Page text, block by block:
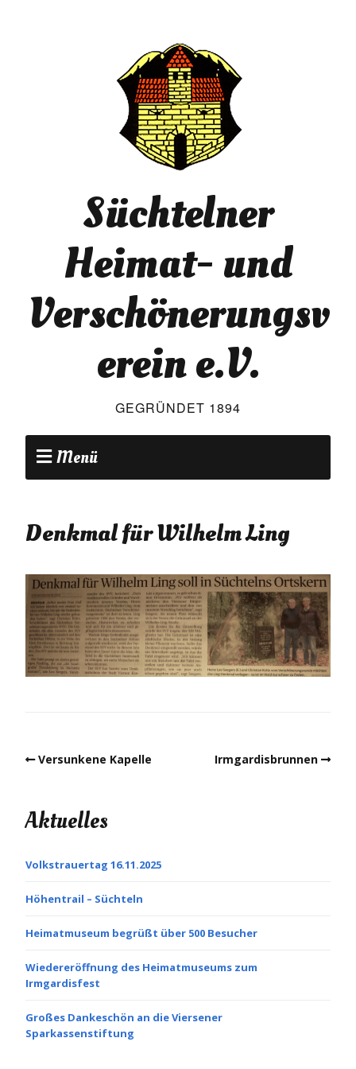
Süchtelner
Heimat- und
Verschönerungsv
erein e.V.
GEGRÜNDET 1894
Menü
Denkmal für Wilhelm Ling
Versunkene Kapelle Irmgardisbrunnen
Aktuelles
Volkstrauertag 16.11.2025
Höhentrail – Süchteln
Heimatmuseum begrüßt über 500 Besucher
Wiedereröffnung des Heimatmuseums zum
Irmgardisfest
Großes Dankeschön an die Viersener
Sparkassenstiftung